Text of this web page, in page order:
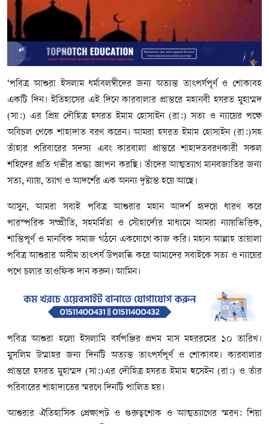
‘পবিত্র আশুরা ইসলাম ধর্মাবলম্বীদের জন্য অত্যন্ত তাৎপর্যপূর্ণ ও শোকাবহ
একটি দিন। ইতিহাসের এই দিনে কারবালার প্রান্তরে মহানবী হযরত মুহাম্মদ
(সা:) এর প্রিয় দৌহিত্র হযরত ইমাম হোসাইন (রা:) সত্য ও ন্যায়ের পক্ষে
অবিচল থেকে শাহাদাত বরণ করেন। আমরা হযরত ইমাম হোসাইন (রা:)সহ
তাঁহার পরিবারের সদস্য এবং কারবালা প্রান্তরে শাহাদতবরণকারী সকল
শহিদের প্রতি গভীর শ্রদ্ধা জ্ঞাপন করছি। তাঁদের আত্মত্যাগ মানবজাতির জন্য
সত্য, ন্যায়, ত্যাগ ও আদর্শের এক অনন্য দৃষ্টান্ত হয়ে আছে।
আসুন, আমরা সবাই পবিত্র আশুরার মহান আদর্শ হৃদয়ে ধারণ করে
পারস্পরিক সম্প্রীতি, সহমর্মিতা ও সৌহার্দ্যের মাধ্যমে আমরা ন্যায়ভিত্তিক,
শান্তিপূর্ণ ও মানবিক সমাজ গঠনে একযোগে কাজ করি। মহান আল্লাহ তায়ালা
পবিত্র আশুরার অসীম তাৎপর্য উপলব্ধি করে আমাদের সবাইকে সত্য ও ন্যায়ের
পথে চলার তাওফিক দান করুন। আমিন।
পবিত্র আশুরা হলো ইসলামি বর্ষপঞ্জির প্রথম মাস মহররমের ১০ তারিখ।
মুসলিম উম্মাহর জন্য দিনটি অত্যন্ত তাৎপর্যপূর্ণ ও শোকাবহ। কারবালার
প্রান্তরে হযরত মুহাম্মদ (সা:)এর দৌহিত্র হযরত ইমাম হুসেইন (রা:) ও তাঁর
পরিবারের শাহাদাতের স্মরণে দিনটি পালিত হয়।
আশুরার ঐতিহাসিক প্রেক্ষাপট ও গুরুত্বশোক ও আত্মত্যাগের স্মরণ: শিয়া